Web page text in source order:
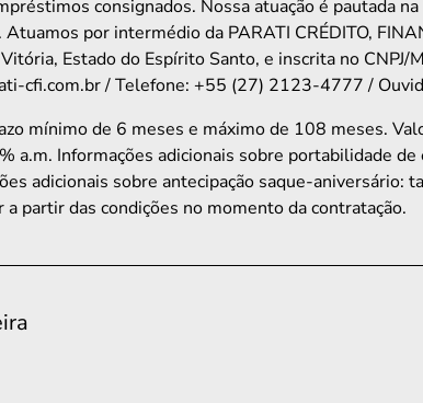
consignados. Nossa atuação é pautada
por intermédio da PARATI CRÉDITO,
Estado do Espírito Santo, e inscrita no
cfi.com.br / Telefone: +55 (27) 2123-4777 /
mínimo de 6 meses e máximo de 108 meses.
a.m. Informações adicionais sobre portabilidade
adicionais sobre antecipação saque-aniversário:
partir das condições no momento da contratação.